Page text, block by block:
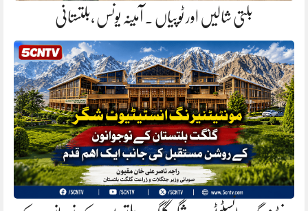
بلتی شالیں اور ٹوپیاں . آمینہ یونس ،بلتستانی